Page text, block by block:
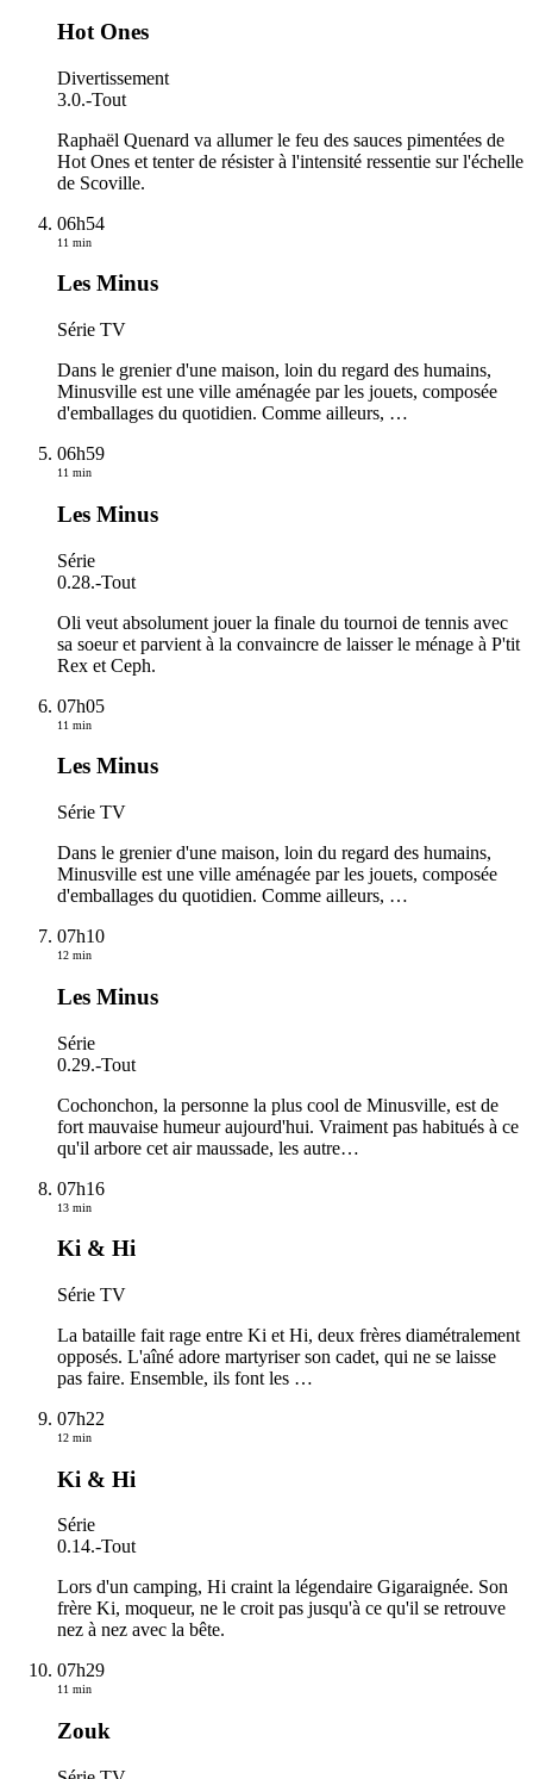
Hot Ones
Divertissement
3.0.-Tout
Raphaël Quenard va allumer le feu des sauces pimentées de
Hot Ones et tenter de résister à l'intensité ressentie sur l'échelle
de Scoville.
06h54
11 min
Les Minus
Série TV
Dans le grenier d'une maison, loin du regard des humains,
Minusville est une ville aménagée par les jouets, composée
d'emballages du quotidien. Comme ailleurs, …
06h59
11 min
Les Minus
Série
0.28.-Tout
Oli veut absolument jouer la finale du tournoi de tennis avec
sa soeur et parvient à la convaincre de laisser le ménage à P'tit
Rex et Ceph.
07h05
11 min
Les Minus
Série TV
Dans le grenier d'une maison, loin du regard des humains,
Minusville est une ville aménagée par les jouets, composée
d'emballages du quotidien. Comme ailleurs, …
07h10
12 min
Les Minus
Série
0.29.-Tout
Cochonchon, la personne la plus cool de Minusville, est de
fort mauvaise humeur aujourd'hui. Vraiment pas habitués à ce
qu'il arbore cet air maussade, les autre…
07h16
13 min
Ki & Hi
Série TV
La bataille fait rage entre Ki et Hi, deux frères diamétralement
opposés. L'aîné adore martyriser son cadet, qui ne se laisse
pas faire. Ensemble, ils font les …
07h22
12 min
Ki & Hi
Série
0.14.-Tout
Lors d'un camping, Hi craint la légendaire Gigaraignée. Son
frère Ki, moqueur, ne le croit pas jusqu'à ce qu'il se retrouve
nez à nez avec la bête.
07h29
11 min
Zouk